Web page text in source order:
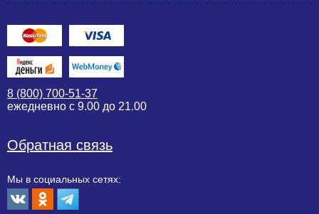
8 (800) 700-51-37
ежедневно с 9.00 до 21.00
Обратная связь
Мы в социальных сетях: